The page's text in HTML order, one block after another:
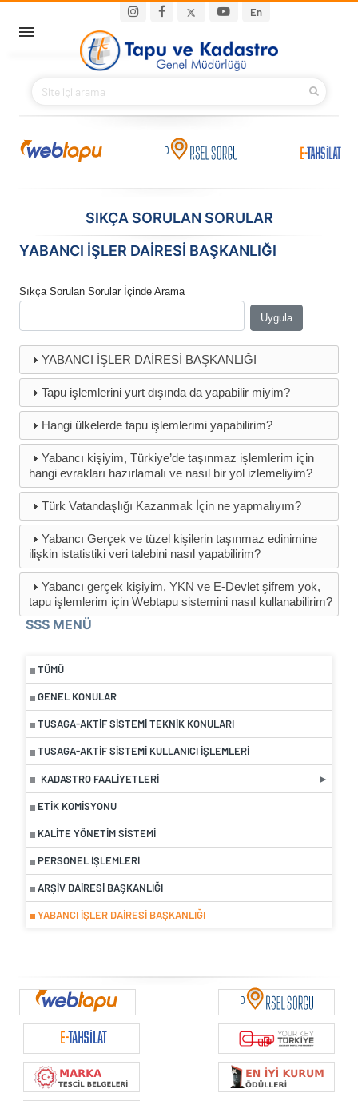
En
Main navigation
BAKANIMIZ
KURUMSAL
SIKÇA SORULAN SORULAR
SSS MENÜ
TÜMÜ
GENEL KONULAR
TUSAGA-AKTİF SISTEMI TEKNIK KONULARI
TUSAGA-AKTİF SISTEMI KULLANICI İŞLEMLERI
KADASTRO FAALİYETLERİ
ETIK KOMISYONU
KALITE YÖNETIM SISTEMI
PERSONEL İŞLEMLERI
ARŞİV DAİRESİ BAŞKANLIĞI
YABANCI İŞLER DAİRESİ BAŞKANLIĞI
YABANCI İŞLER DAİRESİ BAŞKANLIĞI
Sıkça Sorulan Sorular İçinde Arama
YABANCI İŞLER DAİRESİ BAŞKANLIĞI
Tapu işlemlerini yurt dışında da yapabilir miyim?
Hangi ülkelerde tapu işlemlerimi yapabilirim?
Yabancı kişiyim, Türkiye’de taşınmaz işlemlerim için
hangi evrakları hazırlamalı ve nasıl bir yol izlemeliyim?
Türk Vatandaşlığı Kazanmak İçin ne yapmalıyım?
Yabancı Gerçek ve tüzel kişilerin taşınmaz edinimine
ilişkin istatistiki veri talebini nasıl yapabilirim?
Yabancı gerçek kişiyim, YKN ve E-Devlet şifrem yok,
tapu işlemlerim için Webtapu sistemini nasıl kullanabilirim?